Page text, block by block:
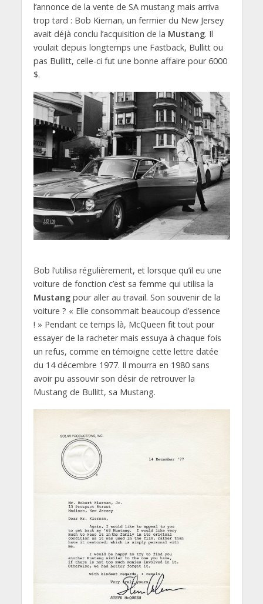
l’annonce de la vente de SA mustang mais arriva
trop tard : Bob Kiernan, un fermier du New Jersey
avait déjà conclu l’acquisition de la Mustang. Il
voulait depuis longtemps une Fastback, Bullitt ou
pas Bullitt, celle-ci fut une bonne affaire pour 6000
$.
Bob l’utilisa régulièrement, et lorsque qu’il eu une
voiture de fonction c’est sa femme qui utilisa la
Mustangpour aller au travail. Son souvenir de la
voiture ? « Elle consommait beaucoup d’essence
! » Pendant ce temps là, McQueen fit tout pour
essayer de la racheter mais essuya à chaque fois
un refus, comme en témoigne cette lettre datée
du 14 décembre 1977. Il mourra en 1980 sans
avoir pu assouvir son désir de retrouver la
Mustang de Bullitt, sa Mustang.